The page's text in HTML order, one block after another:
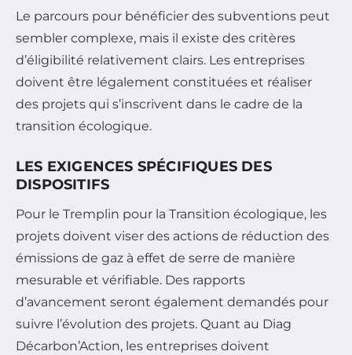
Le parcours pour bénéficier des subventions peut
sembler complexe, mais il existe des critères
d’éligibilité relativement clairs. Les entreprises
doivent être légalement constituées et réaliser
des projets qui s’inscrivent dans le cadre de la
transition écologique.
LES EXIGENCES SPÉCIFIQUES DES
DISPOSITIFS
Pour le Tremplin pour la Transition écologique, les
projets doivent viser des actions de réduction des
émissions de gaz à effet de serre de manière
mesurable et vérifiable. Des rapports
d’avancement seront également demandés pour
suivre l’évolution des projets. Quant au Diag
Décarbon’Action, les entreprises doivent